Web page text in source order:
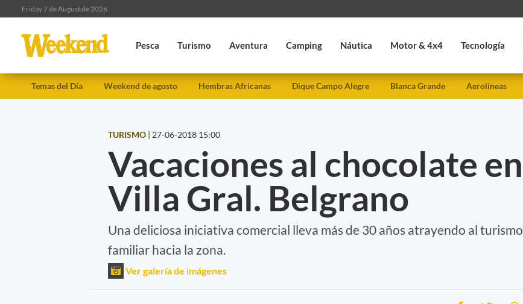
Friday 7 de August de 2026
Pesca Turismo Aventura Camping Náutica Motor & 4x4 Tecnología
Temas del Día Weekend de agosto Hembras Africanas Dique Campo Alegre Blanca Grande Aerolíneas
TURISMO | 27-06-2018 15:00
Vacaciones al chocolate en
Villa Gral. Belgrano
Una deliciosa iniciativa comercial lleva más de 30 años atrayendo al turismo
familiar hacia la zona.
Ver galería de imágenes